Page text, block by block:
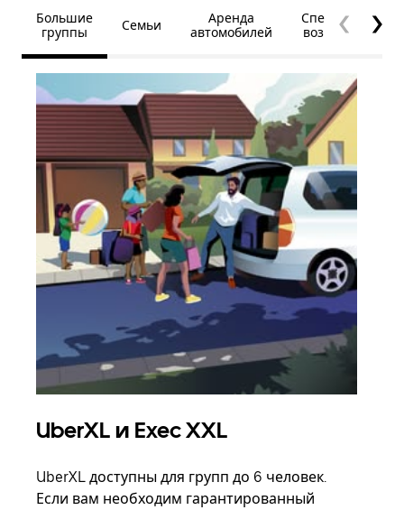
Большие
группы
Семьи
Аренда
автомобилей
Специальные
возможности
UberXL и Exec XXL
UberXL доступны для групп до 6 человек.
Если вам необходим гарантированный